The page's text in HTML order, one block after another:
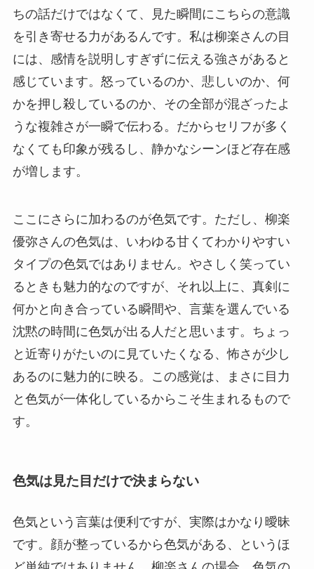
ちの話だけではなくて、見た瞬間にこちらの意識
を引き寄せる力があるんです。私は柳楽さんの目
には、感情を説明しすぎずに伝える強さがあると
感じています。怒っているのか、悲しいのか、何
かを押し殺しているのか、その全部が混ざったよ
うな複雑さが一瞬で伝わる。だからセリフが多く
なくても印象が残るし、静かなシーンほど存在感
が増します。
ここにさらに加わるのが色気です。ただし、柳楽
優弥さんの色気は、いわゆる甘くてわかりやすい
タイプの色気ではありません。やさしく笑ってい
るときも魅力的なのですが、それ以上に、真剣に
何かと向き合っている瞬間や、言葉を選んでいる
沈黙の時間に色気が出る人だと思います。ちょっ
と近寄りがたいのに見ていたくなる、怖さが少し
あるのに魅力的に映る。この感覚は、まさに目力
と色気が一体化しているからこそ生まれるもので
す。
色気は見た目だけで決まらない
色気という言葉は便利ですが、実際はかなり曖昧
です。顔が整っているから色気がある、というほ